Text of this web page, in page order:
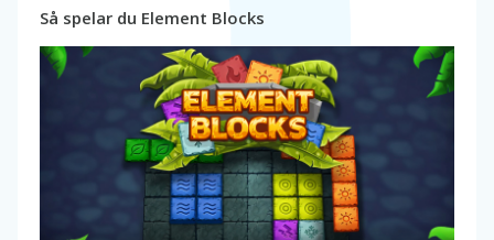
Så spelar du Element Blocks